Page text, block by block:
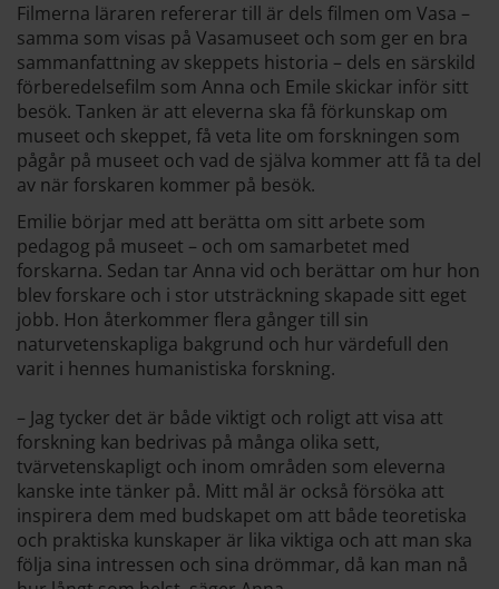
Filmerna läraren refererar till är dels filmen om Vasa –
samma som visas på Vasamuseet och som ger en bra
sammanfattning av skeppets historia – dels en särskild
förberedelsefilm som Anna och Emile skickar inför sitt
besök. Tanken är att eleverna ska få förkunskap om
museet och skeppet, få veta lite om forskningen som
pågår på museet och vad de själva kommer att få ta del
av när forskaren kommer på besök.
Emilie börjar med att berätta om sitt arbete som
pedagog på museet – och om samarbetet med
forskarna. Sedan tar Anna vid och berättar om hur hon
blev forskare och i stor utsträckning skapade sitt eget
jobb. Hon återkommer flera gånger till sin
naturvetenskapliga bakgrund och hur värdefull den
varit i hennes humanistiska forskning.
– Jag tycker det är både viktigt och roligt att visa att
forskning kan bedrivas på många olika sett,
tvärvetenskapligt och inom områden som eleverna
kanske inte tänker på. Mitt mål är också försöka att
inspirera dem med budskapet om att både teoretiska
och praktiska kunskaper är lika viktiga och att man ska
följa sina intressen och sina drömmar, då kan man nå